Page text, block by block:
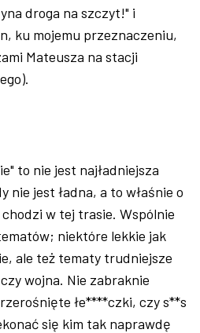
droga na szczyt!" i
ku mojemu przeznaczeniu,
Mateusza na stacji
to nie jest najładniejsza
nie jest ładna, a to właśnie o
w tej trasie. Wspólnie
niektóre lekkie jak
ale też tematy trudniejsze
wojna. Nie zabraknie
łe****czki, czy s**s
się kim tak naprawdę